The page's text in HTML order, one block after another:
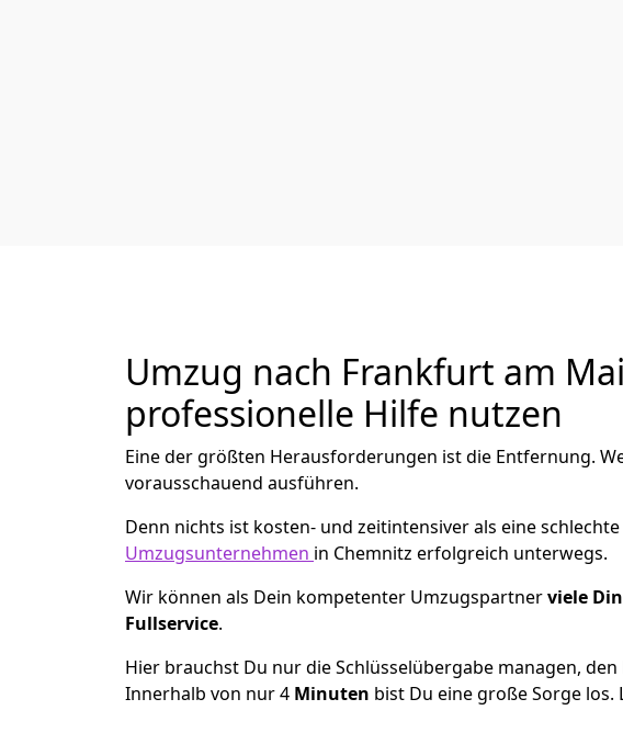
Umzug nach Frankfurt am
professionelle Hilfe nutzen
Eine der größten Herausforderungen ist die Entfernung.
vorausschauend ausführen.
Denn nichts ist kosten- und zeitintensiver als eine
Umzugsunternehmen in Chemnitz erfolgreich unterwegs.
Wir können als Dein kompetenter Umzugspartnerviele
Fullservice.
Hier brauchst Du nur die Schlüsselübergabe managen,
Innerhalb von nur 4 Minuten bist Du eine große Sorge los.